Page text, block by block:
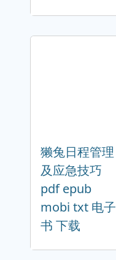
獭兔日程管理
及应急技巧
pdf epub
mobi txt 电子
书 下载